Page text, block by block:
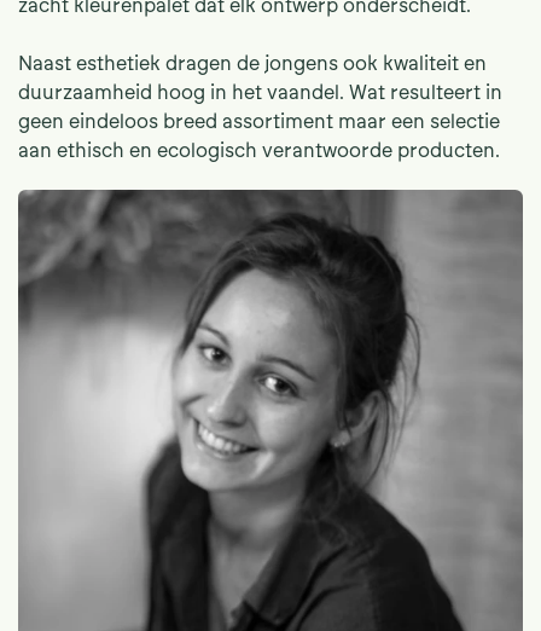
zacht kleurenpalet dat elk ontwerp onderscheidt.
Naast esthetiek dragen de jongens ook kwaliteit en
duurzaamheid hoog in het vaandel. Wat resulteert in
geen eindeloos breed assortiment maar een selectie
aan ethisch en ecologisch verantwoorde producten.